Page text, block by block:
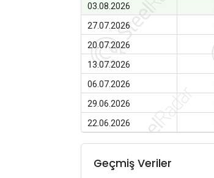
03.08.2026
27.07.2026
20.07.2026
13.07.2026
06.07.2026
29.06.2026
22.06.2026
Geçmiş Veriler